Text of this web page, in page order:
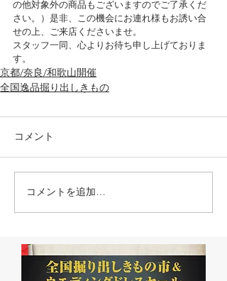
の他対象外の商品もございますのでご了承くだ
さい。）是非、この機会にお連れ様もお誘い合
せの上、ご来店くださいませ。
スタッフ一同、心よりお待ち申し上げておりま
す。
京都/奈良/和歌山開催
全国逸品掘り出しきもの
コメント
コメントを追加…